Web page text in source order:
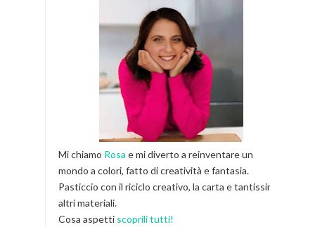
Mi chiamo Rosa e mi diverto a reinventare un
mondo a colori, fatto di creatività e fantasia.
Pasticcio con il riciclo creativo, la carta e tantissimi
altri materiali.
Cosa aspetti scoprili tutti!